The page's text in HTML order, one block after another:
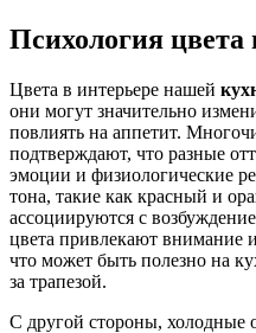
Психология цвета
Цвета в интерьере нашей
они могут значительно
повлиять на аппетит.
подтверждают, что разные
эмоции и физиологические
тона, такие как красный и
ассоциируются с
цвета привлекают внимание
что может быть полезно на
за трапезой.
С другой стороны, холодные